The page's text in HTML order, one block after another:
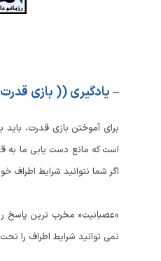
– یادگیری (( بازی
برای آموختن بازی قدرت،
است که مانع دست یابی ما به
اگر شما نتوانید شرایط اطراف
»عصبانیت« مخرب ترین پاسخ
نمی توانید شرایط اطراف را